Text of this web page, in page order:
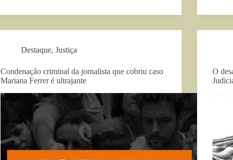
Destaque,Justiça
Condenação criminal da jornalista que cobriu caso
Mariana Ferrer é ultrajante
O